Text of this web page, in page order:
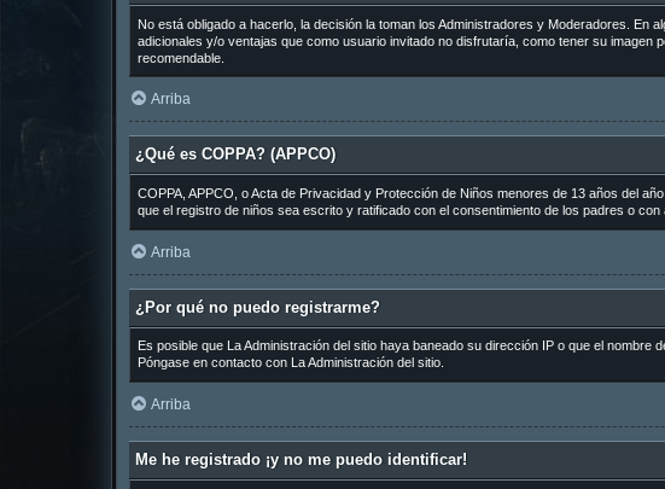
No está obligado a hacerlo, la decisión la toman los Administradores y Moderadores.
adicionales y/o ventajas que como usuario invitado no disfrutaría, como tener su
recomendable.
Arriba
¿Qué es COPPA? (APPCO)
COPPA, APPCO, o Acta de Privacidad y Protección de Niños menores de 13 años del
que el registro de niños sea escrito y ratificado con el consentimiento de los padres o
Arriba
¿Por qué no puedo registrarme?
Es posible que La Administración del sitio haya baneado su dirección IP o que el
Póngase en contacto con La Administración del sitio.
Arriba
Me he registrado ¡y no me puedo identificar!